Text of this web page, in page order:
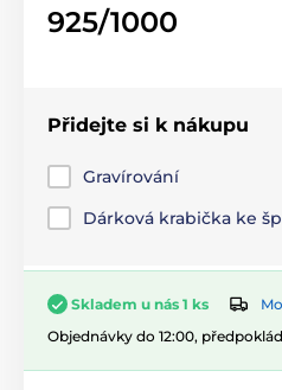
925/1000
Přidejte si k nákupu
Gravírování
Dárková krabička ke
Skladem u nás 1 ks
Objednávky do 12:00,